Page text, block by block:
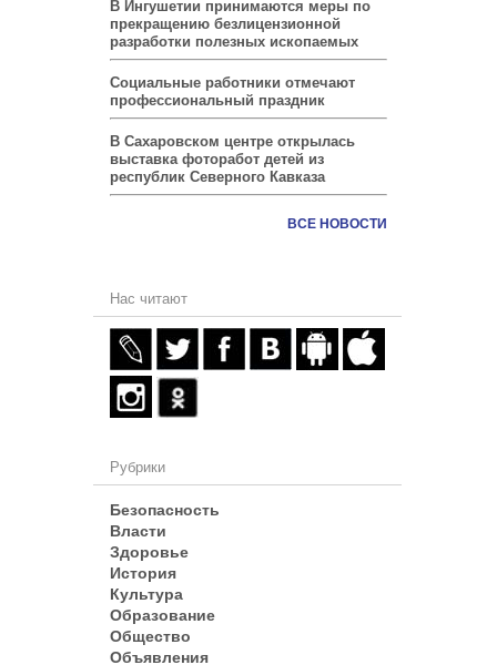
В Ингушетии принимаются меры по
прекращению безлицензионной
разработки полезных ископаемых
Социальные работники отмечают
профессиональный праздник
В Сахаровском центре открылась
выставка фоторабот детей из
республик Северного Кавказа
ВСЕ НОВОСТИ
Нас читают
Рубрики
Безопасность
Власти
Здоровье
История
Культура
Образование
Общество
Объявления